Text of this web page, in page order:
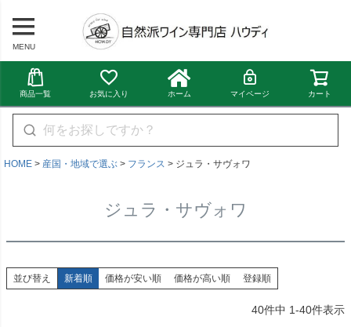
MENU
商品一覧 お気に入り ホーム マイページ カート
HOME 産国・地域で選ぶ フランス ジュラ・サヴォワ
ジュラ・サヴォワ
並び替え 新着順 価格が安い順 価格が高い順 登録順
40件中 1-40件表示